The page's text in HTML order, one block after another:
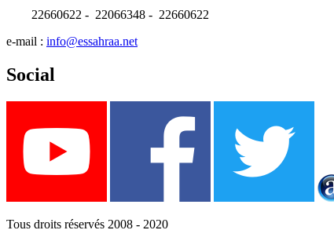
22660622 - 22066348 - 22660622
e-mail : info@essahraa.net
Social
Tous droits réservés 2008 - 2020